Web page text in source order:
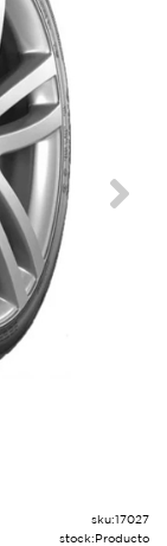
Next
sku:17027
stock:Producto